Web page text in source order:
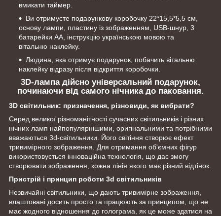
вмикати таймер.
Ви отримуєте подарункову коробочку 22*15,5*5,5 см,
основу лампи, пластину із зображенням, USB-шнур, 3
батарейки АА, інструкцію українською мовою та
вітальню наклейку.
Людина, яка отримує подарунок, побачить вітальню
наклейку відразу після відкриття коробочки.
3D-лампа дійсно універсальний подарунок,
починаючи від самого нічника до паковання.
3D світильник: призначення, різновиди, як вибрати?
Серед великої різноманітності сучасних світильників і різних
нічних ламп найпопулярнішими, оригінальними та потрібними
вважаються 3d-світильники. Його світіння створює ефект
тривимірного зображення. Для отримання об'ємних фігур
використовується інноваційна технологія, що дає змогу
створювати зображення, кожна лінія якого має різний відтінок.
Пристрій і принцип роботи 3d світильників
Незвичайні світильники, що дають тривимірне зображення,
влаштовані досить просто та працюють за принципом, що не
має жодного відношення до голограма, як це може здатися на